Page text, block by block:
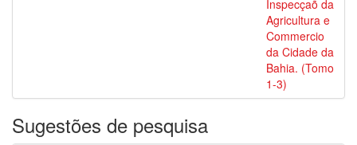
Inspecçaõ da
Agricultura e
Commercio
da Cidade da
Bahia. (Tomo
1-3)
Sugestões de pesquisa